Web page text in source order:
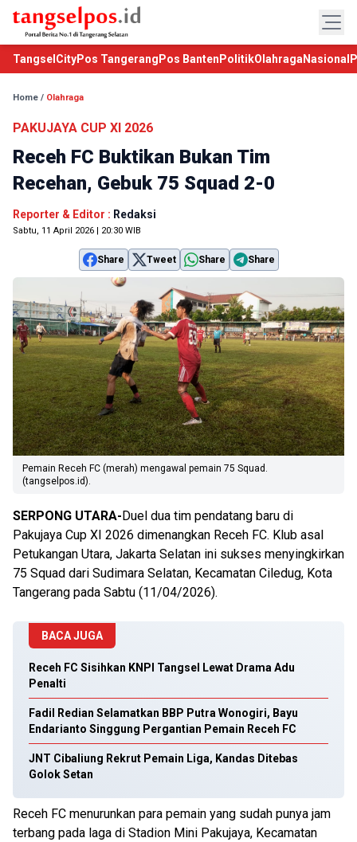
TangselCityPos Tangerang Pos Banten PolitikOlahraga Nasional
Home / Olahraga
PAKUJAYA CUP XI 2026
Receh FC Buktikan Bukan Tim
Recehan, Gebuk 75 Squad 2-0
Reporter & Editor : Redaksi
Sabtu, 11 April 2026 | 20:30 WIB
Share Tweet Share Share
Pemain Receh FC (merah) mengawal pemain 75 Squad.
(tangselpos.id).
SERPONG UTARA-Duel dua tim pendatang baru di
Pakujaya Cup XI 2026 dimenangkan Receh FC. Klub asal
Petukangan Utara, Jakarta Selatan ini sukses menyingkirkan
75 Squad dari Sudimara Selatan, Kecamatan Ciledug, Kota
Tangerang pada Sabtu (11/04/2026).
BACA JUGA
Receh FC Sisihkan KNPI Tangsel Lewat Drama Adu
Penalti
Fadil Redian Selamatkan BBP Putra Wonogiri, Bayu
Endarianto Singgung Pergantian Pemain Receh FC
JNT Cibaliung Rekrut Pemain Liga, Kandas Ditebas
Golok Setan
Receh FC menurunkan para pemain yang sudah punya jam
terbang pada laga di Stadion Mini Pakujaya, Kecamatan